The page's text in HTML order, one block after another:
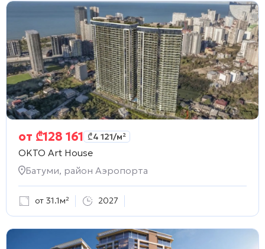
от ₾128 161 ₾4 121/м²
OKTO Art House
Батуми, район Аэропорта
от 31.1м² 2027